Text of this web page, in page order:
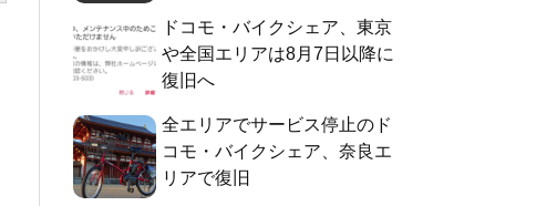
ドコモ・バイクシェア、東京
や全国エリアは8月7日以降に
復旧へ
全エリアでサービス停止のド
コモ・バイクシェア、奈良エ
リアで復旧